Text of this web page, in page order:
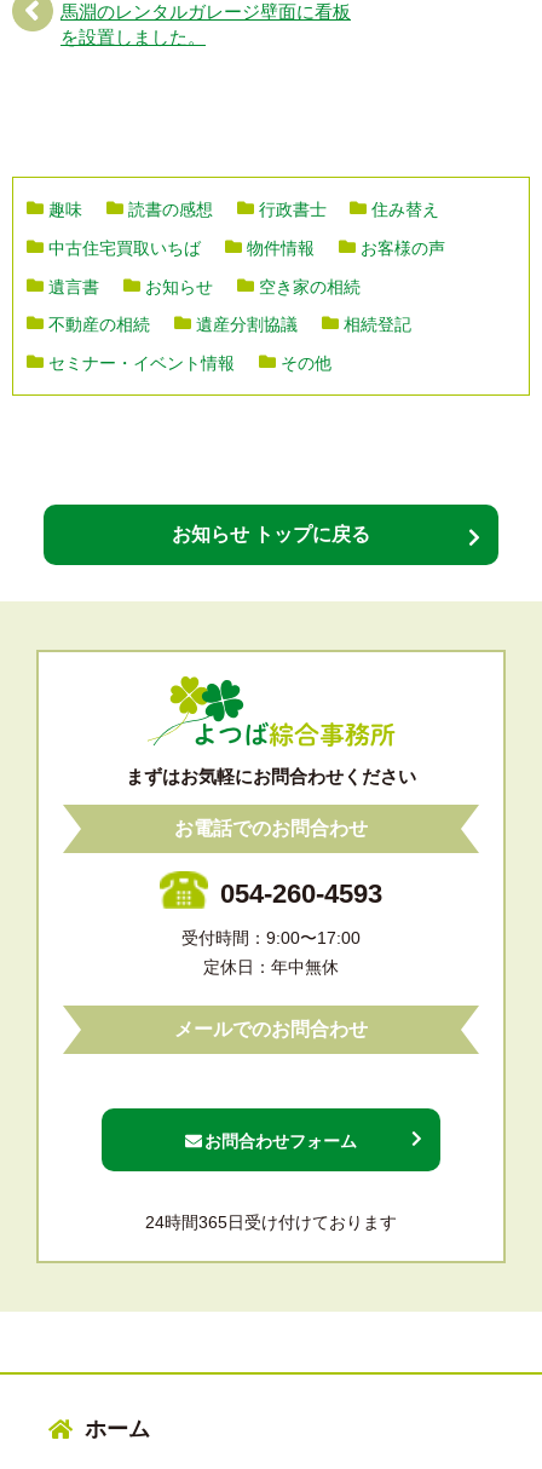
馬淵のレンタルガレージ壁面に看板
を設置しました。
趣味 読書の感想 行政書士
住み替え
中古住宅買取いちば
物件情報
お客様の声
遺言書
お知らせ
空き家の相続
不動産の相続
遺産分割協議
相続登記
セミナー・イベント情報
その他
お知らせ トップに戻る
まずはお気軽にお問合わせください
お電話でのお問合わせ
054-260-4593
受付時間：9:00〜17:00
定休日：年中無休
メールでのお問合わせ
お問合わせフォーム
24時間365日受け付けております
ホーム